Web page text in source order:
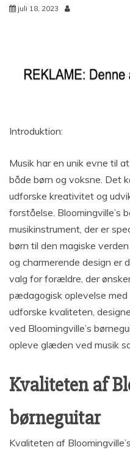
juli 18, 2023
Introduktion:
Musik har en unik evne til
både børn og voksne. Det
udforske kreativitet og
forståelse. Bloomingville’s
musikinstrument, der er
børn til den magiske
og charmerende design er
valg for forældre, der
pædagogisk oplevelse med
udforske kvaliteten,
ved Bloomingville’s
opleve glæden ved musik
Kvaliteten af
børneguitar
Kvaliteten af